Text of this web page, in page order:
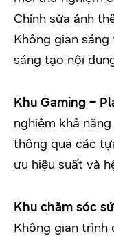
Chỉnh sửa ảnh
Không gian
sáng tạo nội
Khu Gaming –
nghiệm khả
thông qua các
ưu hiệu suất và
Khu chăm sóc
Không gian trình